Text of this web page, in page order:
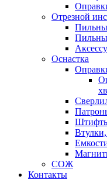
Отрезной
Оснастка
СОЖ
Контакты